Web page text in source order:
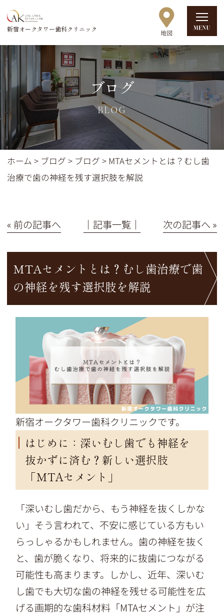
新宿オークタワー歯科クリニック
ブログ
BLOG
ホーム > ブログ > ブログ > MTAセメントとは？むし歯
治療で歯の神経を残す選択肢を解説
« 前の記事へ │記事一覧│ 次の記事へ »
MTAセメントとは？むし歯治療で歯
の神経を残す選択肢を解説
新宿オークタワー歯科クリニックです。
はじめに：深いむし歯でも神経を
抜かずに済む？新しい選択肢
「MTAセメント」
「深いむし歯だから、もう神経を抜くしかな
い」そう言われて、不安に感じている方もい
らっしゃるかもしれません。歯の神経を抜く
と、歯が脆くなり、将来的に抜歯につながる
可能性も高まります。しかし、近年、深いむ
し歯でも大切な歯の神経を残せる可能性を広
げる画期的な歯科材料「MTAセメント」が注